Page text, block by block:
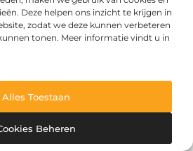
Deze helpen ons inzicht te krijgen in
zodat we deze kunnen verbeteren
tonen. Meer informatie vindt u in
Alles Toestaan
Beheren
blogs en artikelen over alles wat het
leven te bieden heeft.